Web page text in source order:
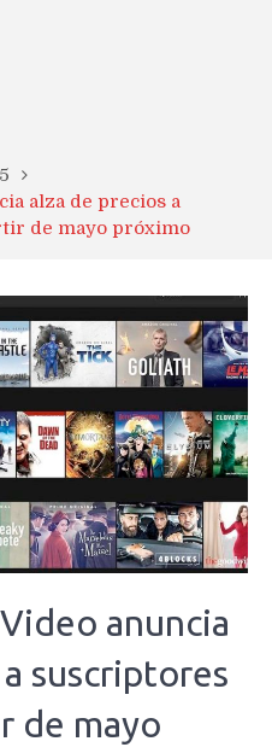
alza de precios a
de mayo próximo
anuncia
suscriptores
de mayo